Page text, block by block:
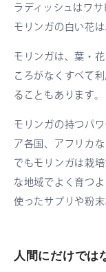
ラディッシュはワ
モリンガの白い花
モリンガは、葉・
ころがなくすべて
ることもあります。
モリンガの持つパ
ア各国、アフリカ
でもモリンガは栽
な地域でよく育つ
使ったサプリや粉
人間にだけでは